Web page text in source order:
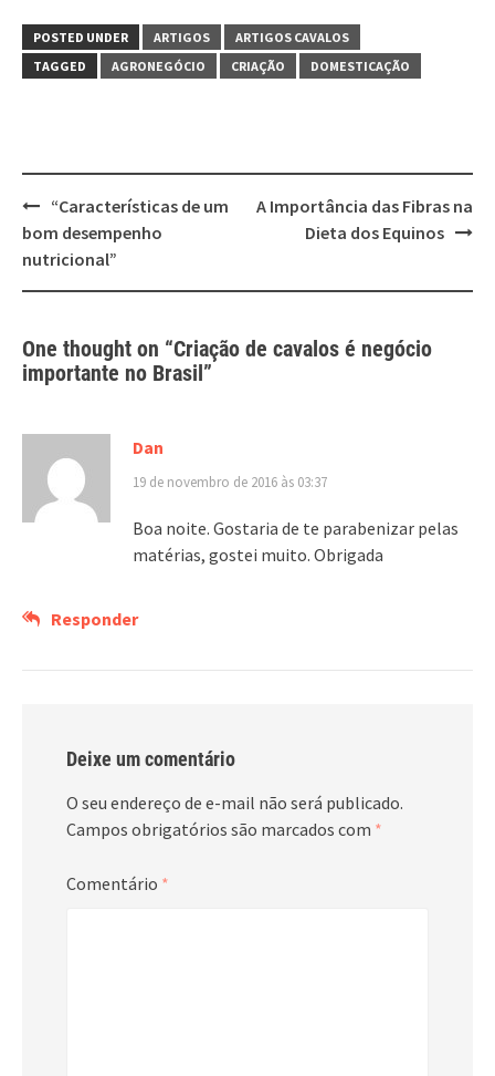
POSTED UNDER ARTIGOS
ARTIGOS CAVALOS
TAGGED
AGRONEGÓCIO CRIAÇÃO DOMESTICAÇÃO
Post
navigation
“Características de um
bom desempenho
nutricional”
A Importância das Fibras na
Dieta dos Equinos
One thought on “Criação de cavalos é negócio
importante no Brasil”
Dan
19 de novembro de 2016 às 03:37
Boa noite. Gostaria de te parabenizar pelas
matérias, gostei muito. Obrigada
Responder
Deixe um comentário
O seu endereço de e-mail não será publicado.
Campos obrigatórios são marcados com *
Comentário *